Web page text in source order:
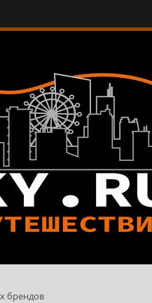
брендов